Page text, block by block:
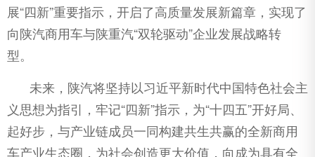
展“四新”重要指示，开启了高质量发展新篇章，实现了
向陕汽商用车与陕重汽“双轮驱动”企业发展战略转
型。
未来，陕汽将坚持以习近平新时代中国特色社会主
义思想为指引，牢记“四新”指示，为“十四五”开好局、
起好步，与产业链成员一同构建共生共赢的全新商用
车产业生态圈，为社会创造更大价值，向成为具有全